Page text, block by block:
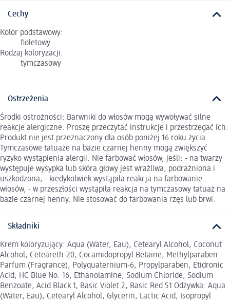
Cechy
Kolor podstawowy:
fioletowy
Rodzaj koloryzacji:
tymczasowy
Ostrzeżenia
Środki ostrożności: Barwniki do włosów mogą wywoływać silne
reakcje alergiczne. Proszę przeczytać instrukcje i przestrzegać ich.
Produkt nie jest przeznaczony dla osób poniżej 16 roku życia.
Tymczasowe tatuaże na bazie czarnej henny mogą zwiększyć
ryzyko wystąpienia alergii. Nie farbować włosów, jeśli: - na twarzy
występuje wysypka lub skóra głowy jest wrażliwa, podrażniona i
uszkodzona, - kiedykolwiek wystąpiła reakcja na farbowanie
włosów, - w przeszłości wystąpiła reakcja na tymczasowy tatuaż na
bazie czarnej henny. Nie stosować do farbowania rzęs lub brwi.
Składniki
Krem koloryzujący: Aqua (Water, Eau), Cetearyl Alcohol, Coconut
Alcohol, Ceteareth-20, Cocamidopropyl Betaine, Methylparaben ·
Parfum (Fragrance), Polyquaternium-6, Propylparaben, Etidronic
Acid, HC Blue No. 16, Ethanolamine, Sodium Chloride, Sodium
Benzoate, Acid Black 1, Basic Violet 2, Basic Red 51 Odżywka: Aqua
(Water, Eau), Cetearyl Alcohol, Glycerin, Lactic Acid, Isopropyl